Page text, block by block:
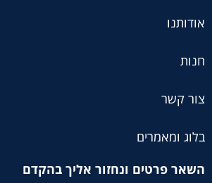
אודותנו
חנות
צור קשר
בלוג ומאמרים
השאר פרטים ונחזור אליך בהקדם